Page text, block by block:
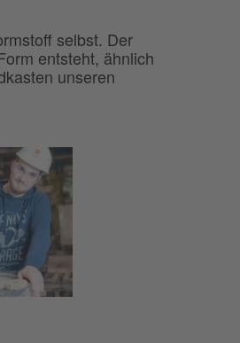
selbst. Der
entsteht, ähnlich
unseren